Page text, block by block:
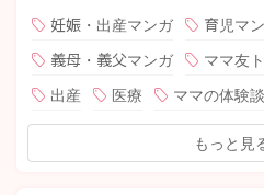
妊娠・出産マンガ 育児マ
義母・義父マンガ
ママ友
出産
医療 ママの体験談
もっと見